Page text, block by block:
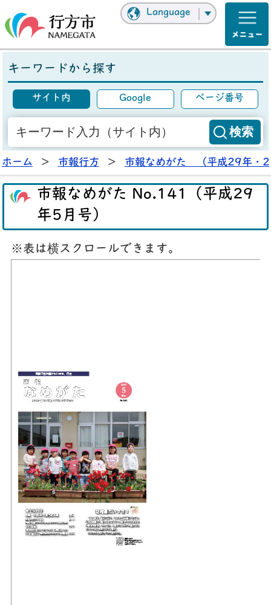
Language
キーワードから探す
サイト内 Google ページ番号
ホーム > 市報行方 > 市報なめがた （平成29年・
市報なめがた No.141（平成29
年5月号）
※表は横スクロールできます。